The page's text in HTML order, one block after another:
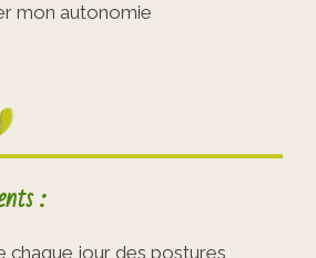
mon autonomie
:
chaque jour des postures